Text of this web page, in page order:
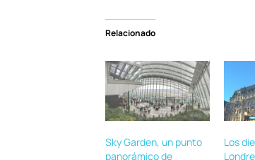
Relacionado
Sky Garden, un punto
panorámico de
Los